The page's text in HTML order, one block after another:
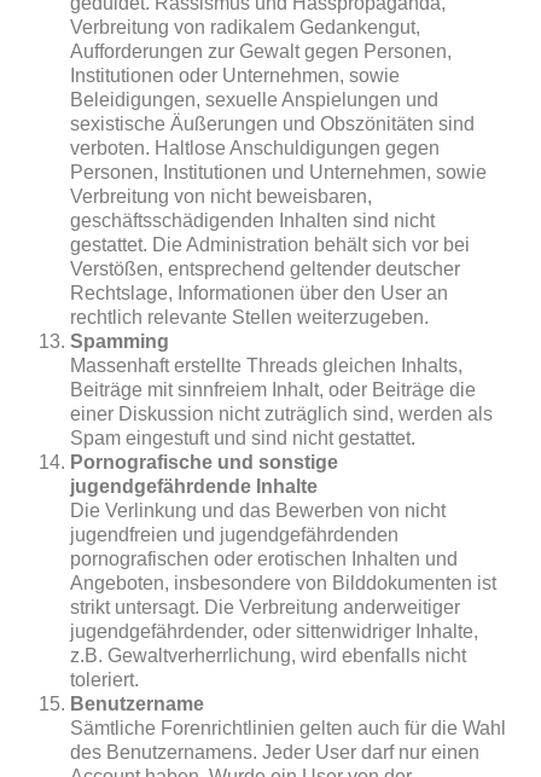
Verbreitung von radikalem Gedankengut,
Aufforderungen zur Gewalt gegen Personen,
Institutionen oder Unternehmen, sowie
Beleidigungen, sexuelle Anspielungen und
sexistische Äußerungen und Obszönitäten sind
verboten. Haltlose Anschuldigungen gegen
Personen, Institutionen und Unternehmen, sowie
Verbreitung von nicht beweisbaren,
geschäftsschädigenden Inhalten sind nicht
gestattet. Die Administration behält sich vor bei
Verstößen, entsprechend geltender deutscher
Rechtslage, Informationen über den User an
rechtlich relevante Stellen weiterzugeben.
Spamming
Massenhaft erstellte Threads gleichen Inhalts,
Beiträge mit sinnfreiem Inhalt, oder Beiträge die
einer Diskussion nicht zuträglich sind, werden als
Spam eingestuft und sind nicht gestattet.
Pornografische und sonstige
jugendgefährdende Inhalte
Die Verlinkung und das Bewerben von nicht
jugendfreien und jugendgefährdenden
pornografischen oder erotischen Inhalten und
Angeboten, insbesondere von Bilddokumenten ist
strikt untersagt. Die Verbreitung anderweitiger
jugendgefährdender, oder sittenwidriger Inhalte,
z.B. Gewaltverherrlichung, wird ebenfalls nicht
toleriert.
Benutzername
Sämtliche Forenrichtlinien gelten auch für die Wahl
des Benutzernamens. Jeder User darf nur einen